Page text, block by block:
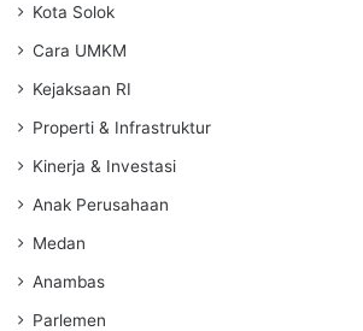
Kota Solok
Cara UMKM
Kejaksaan RI
Properti & Infrastruktur
Kinerja & Investasi
Anak Perusahaan
Medan
Anambas
Parlemen